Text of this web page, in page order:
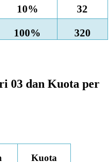
10% 32
100% 320
03 dan Kuota per
Kuota